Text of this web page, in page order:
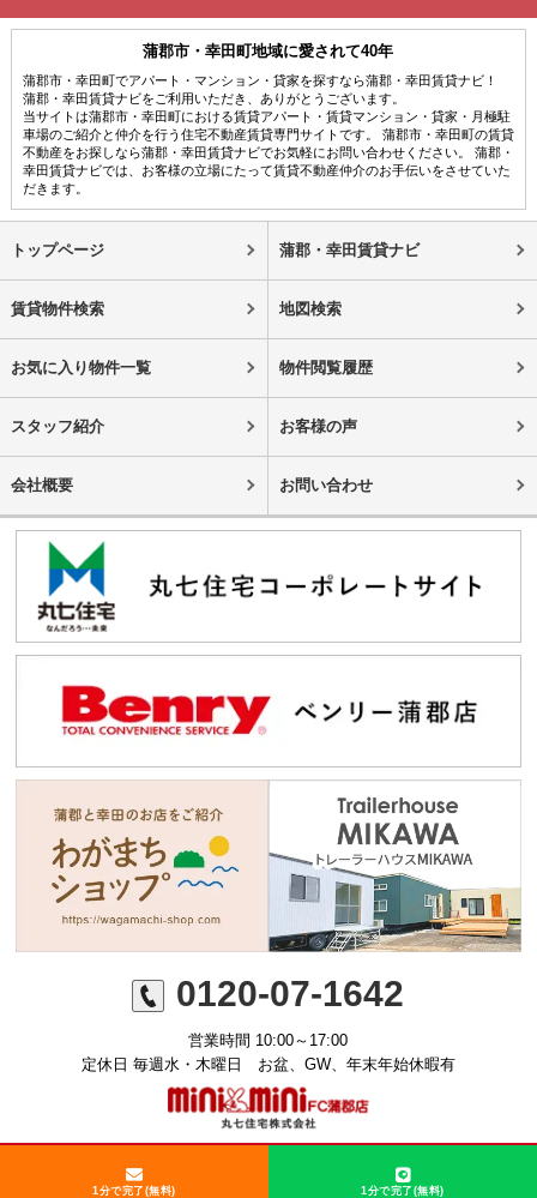
蒲郡市・幸田町地域に愛されて40年
蒲郡市・幸田町でアパート・マンション・貸家を探すなら蒲郡・幸田賃貸ナビ！
蒲郡・幸田賃貸ナビをご利用いただき、ありがとうございます。
当サイトは蒲郡市・幸田町における賃貸アパート・賃貸マンション・貸家・月極駐
車場のご紹介と仲介を行う住宅不動産賃貸専門サイトです。 蒲郡市・幸田町の賃貸
不動産をお探しなら蒲郡・幸田賃貸ナビでお気軽にお問い合わせください。 蒲郡・
幸田賃貸ナビでは、お客様の立場にたって賃貸不動産仲介のお手伝いをさせていた
だきます。
トップページ 蒲郡・幸田賃貸ナビ
賃貸物件検索 地図検索
お気に入り物件一覧 物件閲覧履歴
スタッフ紹介 お客様の声
会社概要 お問い合わせ
0120-07-1642
営業時間 10:00～17:00
定休日 毎週水・木曜日 お盆、GW、年末年始休暇有
1分で完了(無料) 1分で完了(無料)